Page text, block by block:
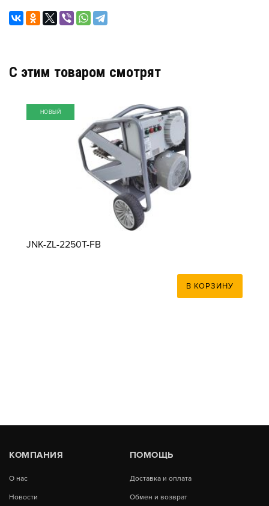
C этим товаром смотрят
НОВЫЙ
JNK-ZL-2250T-FB
В КОРЗИНУ
КОМПАНИЯ
О нас
Новости
ПОМОЩЬ
Доставка и оплата
Обмен и возврат